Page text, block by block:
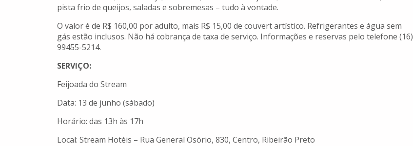
pista frio de queijos, saladas e sobremesas – tudo à vontade.
O valor é de R$ 160,00 por adulto, mais R$ 15,00 de couvert artístico. Refrigerantes e água sem
gás estão inclusos. Não há cobrança de taxa de serviço. Informações e reservas pelo telefone (16)
99455-5214.
SERVIÇO:
Feijoada do Stream
Data: 13 de junho (sábado)
Horário: das 13h às 17h
Local: Stream Hotéis – Rua General Osório, 830, Centro, Ribeirão Preto